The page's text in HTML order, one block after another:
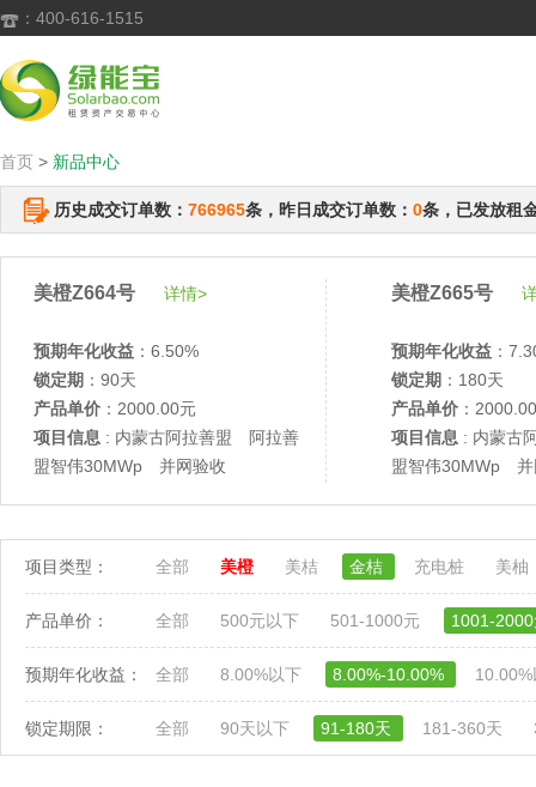
 ：400-616-1515
首页 > 新品中心
历史成交订单数： 766965条，昨日成交订单数： 0条，已发放租
美橙Z664号 详情>
预期年化收益 ：6.50%
锁定期 ：90天
产品单价 ：2000.00元
项目信息 : 内蒙古阿拉善盟 阿拉善
盟智伟30MWp 并网验收
美橙Z665号
预期年化收益 ：
锁定期 ：180天
产品单价 ：
项目信息 : 内蒙古
盟智伟30MWp 并
项目类型： 全部 美橙 美桔 金桔 充电桩 美柚
产品单价： 全部 500元以下 501-1000元 1001-
预期年化收益： 全部 8.00%以下 8.00%-10.00%
锁定期限： 全部 90天以下 91-180天 181-360天